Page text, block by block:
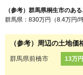
（参考）群馬県桐生市のあ
群馬県：830万円（8.4万円/
（参考）周辺の土地価
群馬県前橋市 13万